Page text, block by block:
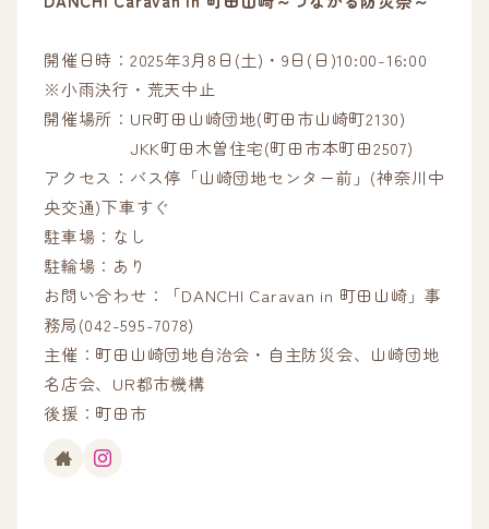
開催日時：2025年3月8日(土)・9日(日)10:00-16:00
※小雨決行・荒天中止
開催場所：UR町田山崎団地(町田市山崎町2130)
JKK町田木曽住宅(町田市本町田2507)
アクセス：バス停「山崎団地センター前」(神奈川中
央交通)下車すぐ
駐車場：なし
駐輪場：あり
お問い合わせ：「DANCHI Caravan in 町田山崎」事
務局(042-595-7078)
主催：町田山崎団地自治会・自主防災会、山崎団地
名店会、UR都市機構
後援：町田市